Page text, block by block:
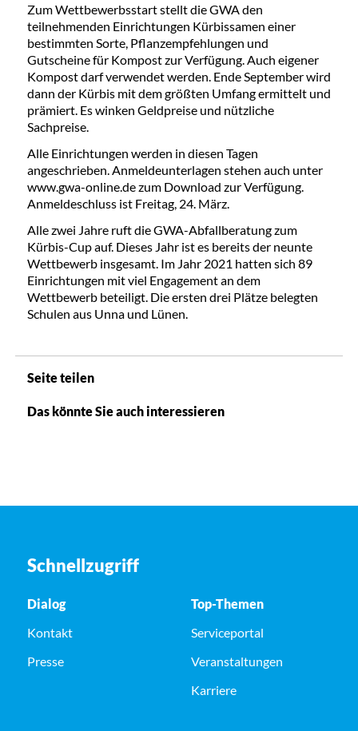
Zum Wettbewerbsstart stellt die GWA den
teilnehmenden Einrichtungen Kürbissamen einer
bestimmten Sorte, Pflanzempfehlungen und
Gutscheine für Kompost zur Verfügung. Auch eigener
Kompost darf verwendet werden. Ende September wird
dann der Kürbis mit dem größten Umfang ermittelt und
prämiert. Es winken Geldpreise und nützliche
Sachpreise.
Alle Einrichtungen werden in diesen Tagen
angeschrieben. Anmeldeunterlagen stehen auch unter
www.gwa-online.de zum Download zur Verfügung.
Anmeldeschluss ist Freitag, 24. März.
Alle zwei Jahre ruft die GWA-Abfallberatung zum
Kürbis-Cup auf. Dieses Jahr ist es bereits der neunte
Wettbewerb insgesamt. Im Jahr 2021 hatten sich 89
Einrichtungen mit viel Engagement an dem
Wettbewerb beteiligt. Die ersten drei Plätze belegten
Schulen aus Unna und Lünen.
Seite teilen
Das könnte Sie auch interessieren
Schnellzugriff
Dialog
Kontakt
Presse
Top-Themen
Serviceportal
Veranstaltungen
Karriere